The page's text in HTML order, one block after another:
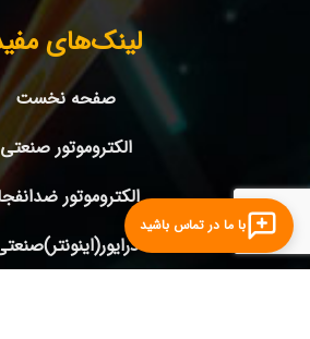
لینک‌های
صفحه نخست
الکتروموتور صنعتی
الکتروموتور
با ما در تماس باشید